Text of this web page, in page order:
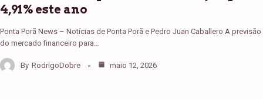
4,91% este ano
Ponta Porã News – Notícias de Ponta Porã e Pedro Juan Caballero A previsão
do mercado financeiro para…
By RodrigoDobre maio 12, 2026